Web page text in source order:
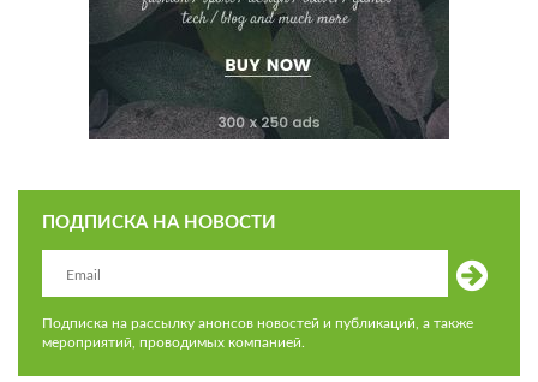
ПОДПИСКА НА НОВОСТИ
Подписка на рассылку анонсов новостей и публикаций, а также
мероприятий, проводимых компанией.